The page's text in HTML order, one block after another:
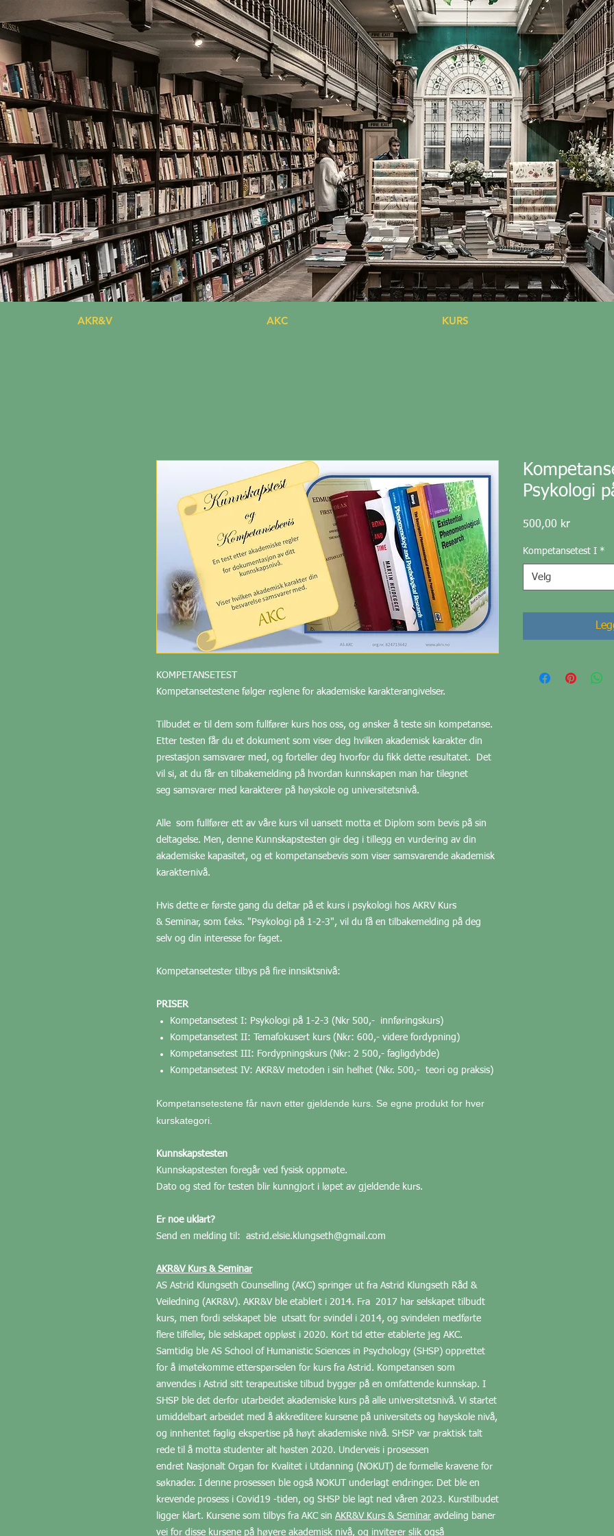
AKR&V AKC KURS
KOMPETANSETEST
Kompetansetestene følger reglene for akademiske karakterangivelser.
Tilbudet er til dem som fullfører kurs hos oss, og ønsker å teste sin kompetanse.
Etter testen får du et dokument som viser deg hvilken akademisk karakter din
prestasjon samsvarer med, og forteller deg hvorfor du fikk dette resultatet. Det
vil si, at du får en tilbakemelding på hvordan kunnskapen man har tilegnet
seg samsvarer med karakterer på høyskole og universitetsnivå.
Alle som fullfører ett av våre kurs vil uansett motta et Diplom som bevis på sin
deltagelse. Men, denne Kunnskapstesten gir deg i tillegg en vurdering av din
akademiske kapasitet, og et kompetansebevis som viser samsvarende akademisk
karakternivå.
Hvis dette er første gang du deltar på et kurs i psykologi hos AKRV Kurs
& Seminar, som f.eks. "Psykologi på 1-2-3", vil du få en tilbakemelding på deg
selv og din interesse for faget.
Kompetansetester tilbys på fire innsiktsnivå:
PRISER
Kompetansetest I: Psykologi på 1-2-3 (Nkr 500,- innføringskurs)
Kompetansetest II: Temafokusert kurs (Nkr: 600,- videre fordypning)
Kompetansetest III: Fordypningskurs (Nkr: 2 500,- fagligdybde)
Kompetansetest IV: AKR&V metoden i sin helhet (Nkr. 500,- teori og praksis)
Kompetansetestene får navn etter gjeldende kurs. Se egne produkt for hver
kurskategori.
Kunnskapstesten
Kunnskapstesten foregår ved fysisk oppmøte.
Dato og sted for testen blir kunngjort i løpet av gjeldende kurs.
Er noe uklart?
Send en melding til: astrid.elsie.klungseth@gmail.com
AKR&V Kurs & Seminar
AS Astrid Klungseth Counselling (AKC) springer ut fra Astrid Klungseth Råd &
Veiledning (AKR&V). AKR&V ble etablert i 2014. Fra 2017 har selskapet tilbudt
kurs, men fordi selskapet ble utsatt for svindel i 2014, og svindelen medførte
flere tilfeller, ble selskapet oppløst i 2020. Kort tid etter etablerte jeg AKC.
Samtidig ble AS School of Humanistic Sciences in Psychology (SHSP) opprettet
for å imøtekomme etterspørselen for kurs fra Astrid. Kompetansen som
anvendes i Astrid sitt terapeutiske tilbud bygger på en omfattende kunnskap. I
SHSP ble det derfor utarbeidet akademiske kurs på alle universitetsnivå. Vi startet
umiddelbart arbeidet med å akkreditere kursene på universitets og høyskole nivå,
og innhentet faglig ekspertise på høyt akademiske nivå. SHSP var praktisk talt
rede til å motta studenter alt høsten 2020. Underveis i prosessen
endret Nasjonalt Organ for Kvalitet i Utdanning (NOKUT) de formelle kravene for
søknader. I denne prosessen ble også NOKUT underlagt endringer. Det ble en
krevende prosess i Covid19 -tiden, og SHSP ble lagt ned våren 2023. Kurstilbudet
ligger klart. Kursene som tilbys fra AKC sin AKR&V Kurs & Seminar avdeling baner
vei for disse kursene på høyere akademisk nivå, og inviterer slik også
Psykologi
500,00 krPris
Kompetansetest I *
Velg